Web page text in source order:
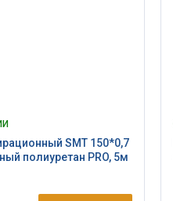
SMT 150*0,7
полиуретан PRO, 5м